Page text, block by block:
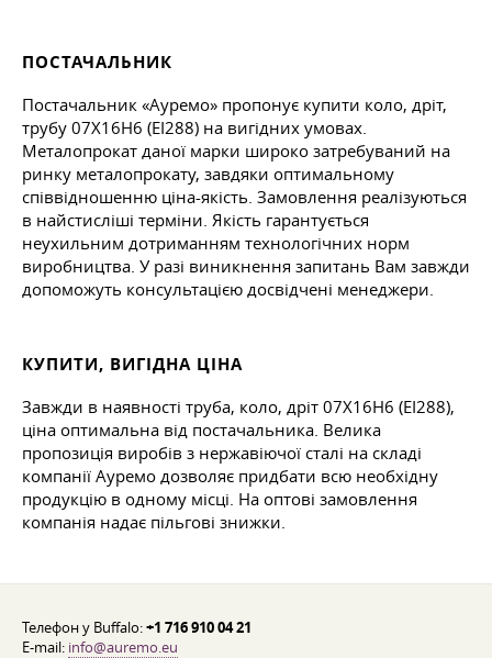
ПОСТАЧАЛЬНИК
Постачальник «Ауремо» пропонує купити коло, дріт,
трубу 07Х16Н6 (ЕІ288) на вигідних умовах.
Металопрокат даної марки широко затребуваний на
ринку металопрокату, завдяки оптимальному
співвідношенню ціна-якість. Замовлення реалізуються
в найстисліші терміни. Якість гарантується
неухильним дотриманням технологічних норм
виробництва. У разі виникнення запитань Вам завжди
допоможуть консультацією досвідчені менеджери.
КУПИТИ, ВИГІДНА ЦІНА
Завжди в наявності труба, коло, дріт 07Х16Н6 (ЕІ288),
ціна оптимальна від постачальника. Велика
пропозиція виробів з нержавіючої сталі на складі
компанії Ауремо дозволяє придбати всю необхідну
продукцію в одному місці. На оптові замовлення
компанія надає пільгові знижки.
Телефон у Buffalo:+1 716 910 04 21
E-mail: info@auremo.eu